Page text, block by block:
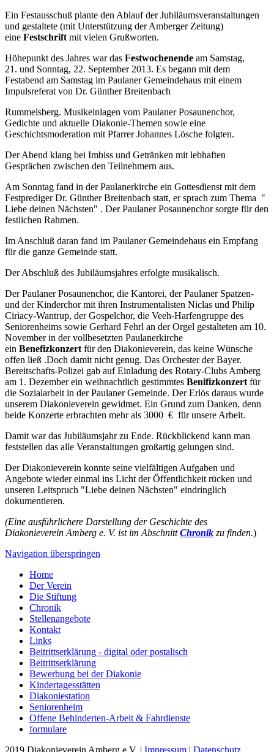
Ein Festausschuß plante den Ablauf der Jubiläumsveranstaltungen
und gestaltete (mit Unterstützung der Amberger Zeitung)
eine Festschrift mit vielen Grußworten.
Höhepunkt des Jahres war das Festwochenende am Samstag,
21. und Sonntag, 22. September 2013. Es begann mit dem
Festabend am Samstag im Paulaner Gemeindehaus mit einem
Impulsreferat von Dr. Günther Breitenbach
Rummelsberg. Musikeinlagen vom Paulaner Posaunenchor,
Gedichte und aktuelle Diakonie-Themen sowie eine
Geschichtsmoderation mit Pfarrer Johannes Lösche folgten.
Der Abend klang bei Imbiss und Getränken mit lebhaften
Gesprächen zwischen den Teilnehmern aus.
Am Sonntag fand in der Paulanerkirche ein Gottesdienst mit dem
Festprediger Dr. Günther Breitenbach statt, er sprach zum Thema "
Liebe deinen Nächsten" . Der Paulaner Posaunenchor sorgte für den
festlichen Rahmen.
Im Anschluß daran fand im Paulaner Gemeindehaus ein Empfang
für die ganze Gemeinde statt.
Der Abschluß des Jubiläumsjahres erfolgte musikalisch.
Der Paulaner Posaunenchor, die Kantorei, der Paulaner Spatzen-
und der Kinderchor mit ihren Instrumentalisten Niclas und Philip
Ciriacy-Wantrup, der Gospelchor, die Veeh-Harfengruppe des
Seniorenheims sowie Gerhard Fehrl an der Orgel gestalteten am 10.
November in der vollbesetzten Paulanerkirche
ein Benefizkonzert für den Diakonieverein, das keine Wünsche
offen ließ .Doch damit nicht genug. Das Orchester der Bayer.
Bereitschafts-Polizei gab auf Einladung des Rotary-Clubs Amberg
am 1. Dezember ein weihnachtlich gestimmtes Benifizkonzert für
die Sozialarbeit in der Paulaner Gemeinde. Der Erlös daraus wurde
unserem Diakonieverein gewidmet. Ein Grund zum Danken, denn
beide Konzerte erbrachten mehr als 3000 € für unsere Arbeit.
Damit war das Jubiläumsjahr zu Ende. Rückblickend kann man
feststellen das alle Veranstaltungen großartig gelungen sind.
Der Diakonieverein konnte seine vielfältigen Aufgaben und
Angebote wieder einmal ins Licht der Öffentlichkeit rücken und
unseren Leitspruch "Liebe deinen Nächsten" eindringlich
dokumentieren.
(Eine ausführlichere Darstellung der Geschichte des
Diakonieverein Amberg e. V. ist im AbschnittChronik zu finden.)
Navigation überspringen
Home
Der Verein
Die Stiftung
Chronik
Stellenangebote
Kontakt
Links
Beitrittserklärung - digital oder postalisch
Beitrittserklärung
Bewerbung bei der Diakonie
Kindertagesstätten
Diakoniestation
Seniorenheim
Offene Behinderten-Arbeit & Fahrdienste
formulare
2019 Diakonieverein Amberg e.V. | Impressum | Datenschutz